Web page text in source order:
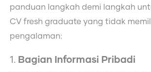
panduan langkah demi langkah
CV fresh graduate yang tidak
pengalaman:
1. Bagian Informasi Pribadi